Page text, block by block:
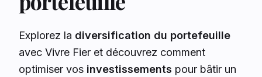
Explorez la diversification du portefeuille
avec Vivre Fier et découvrez comment
optimiser vos investissements pour bâtir un